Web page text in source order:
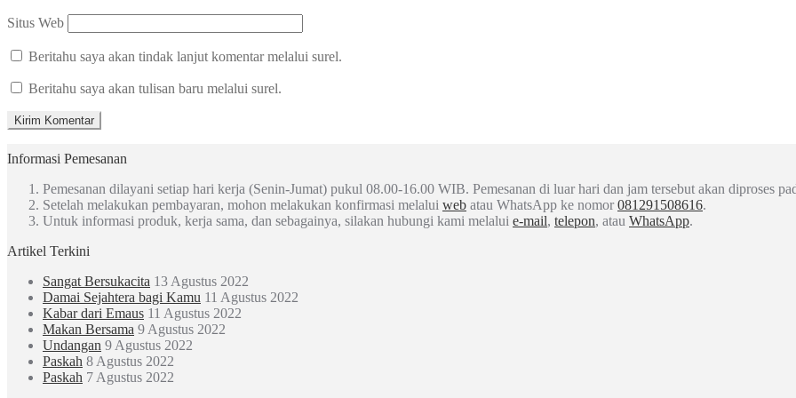
Situs Web
Beritahu saya akan tindak lanjut komentar melalui surel.
Beritahu saya akan tulisan baru melalui surel.
Informasi Pemesanan
Pemesanan dilayani setiap hari kerja (Senin-Jumat) pukul 08.00-16.00 WIB. Pemesanan di luar hari dan jam tersebut akan diproses
Setelah melakukan pembayaran, mohon melakukan konfirmasi melalui web atau WhatsApp ke nomor 081291508616.
Untuk informasi produk, kerja sama, dan sebagainya, silakan hubungi kami melalui e-mail, telepon, atau WhatsApp.
Artikel Terkini
Sangat Bersukacita 13 Agustus 2022
Damai Sejahtera bagi Kamu 11 Agustus 2022
Kabar dari Emaus 11 Agustus 2022
Makan Bersama 9 Agustus 2022
Undangan 9 Agustus 2022
Paskah 8 Agustus 2022
Paskah 7 Agustus 2022